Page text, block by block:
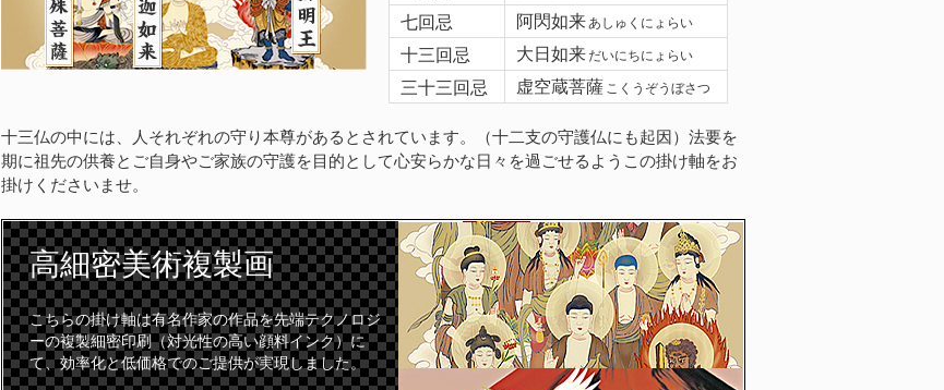
七回忌 阿閃如来あしゅくにょらい
十三回忌 大日如来だいにちにょらい
三十三回忌 虚空蔵菩薩 こくうぞうぼさつ
十三仏の中には、人それぞれの守り本尊があるとされています。（十二支の守護仏にも起因）法要を
期に祖先の供養とご自身やご家族の守護を目的として心安らかな日々を過ごせるようこの掛け軸をお
掛けくださいませ。
高細密美術複製画
こちらの掛け軸は有名作家の作品を先端テクノロジ
ーの複製細密印刷（対光性の高い顔料インク）に
て、効率化と低価格でのご提供が実現しました。